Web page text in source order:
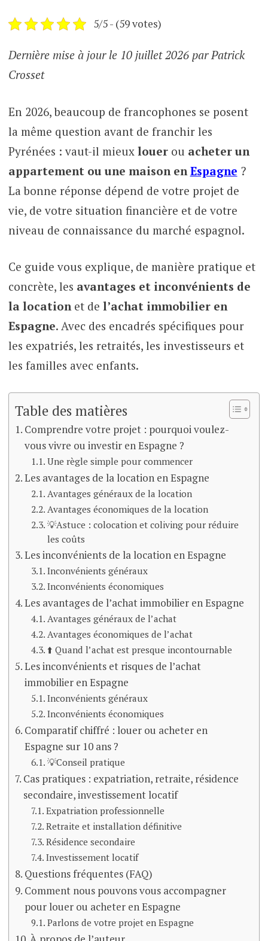
5/5 - (59 votes)
Dernière mise à jour le 10 juillet 2026 par Patrick
Crosset
En 2026, beaucoup de francophones se posent
la même question avant de franchir les
Pyrénées : vaut-il mieux louerou acheter un
appartement ou une maison en Espagne ?
La bonne réponse dépend de votre projet de
vie, de votre situation financière et de votre
niveau de connaissance du marché espagnol.
Ce guide vous explique, de manière pratique et
concrète, les avantages et inconvénients de
la locationet de l’achat immobilier en
Espagne. Avec des encadrés spécifiques pour
les expatriés, les retraités, les investisseurs et
les familles avec enfants.
Table des matières
Comprendre votre projet : pourquoi voulez-
vous vivre ou investir en Espagne ?
Une règle simple pour commencer
Les avantages de la location en Espagne
Avantages généraux de la location
Avantages économiques de la location
💡Astuce : colocation et coliving pour réduire
les coûts
Les inconvénients de la location en Espagne
Inconvénients généraux
Inconvénients économiques
Les avantages de l’achat immobilier en Espagne
Avantages généraux de l’achat
Avantages économiques de l’achat
⬆️ Quand l’achat est presque incontournable
Les inconvénients et risques de l’achat
immobilier en Espagne
Inconvénients généraux
Inconvénients économiques
Comparatif chiffré : louer ou acheter en
Espagne sur 10 ans ?
💡Conseil pratique
Cas pratiques : expatriation, retraite, résidence
secondaire, investissement locatif
Expatriation professionnelle
Retraite et installation définitive
Résidence secondaire
Investissement locatif
Questions fréquentes (FAQ)
Comment nous pouvons vous accompagner
pour louer ou acheter en Espagne
Parlons de votre projet en Espagne